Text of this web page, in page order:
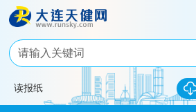
读报纸